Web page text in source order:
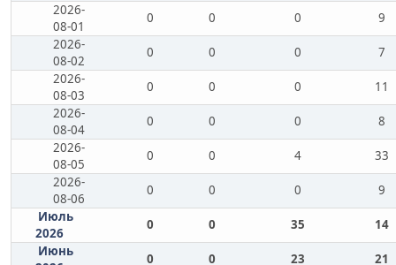
2026-
08-01
0 0 0
9
2026-
08-02
0 0 0
7
2026-
08-03
0 0 0
11
2026-
08-04
0 0 0
8
2026-
08-05
0 0 4
33
2026-
08-06
0 0 0
9
Июль
2026
0 0 35
14
Июнь
0 0 23 21